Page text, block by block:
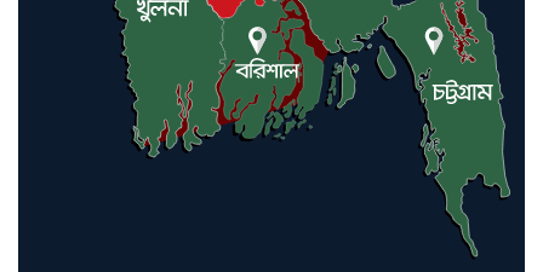
ইরাকসহ মধ্যপ্রাচ্যে ২৪ হামলা চালাল
ইরানপন্থি গোষ্ঠী
হরমুজ প্রণালী সুরক্ষায় মিত্ররা সাহায্য
না করলে ন্যাটোর ভবিষ্যৎ খারাপ